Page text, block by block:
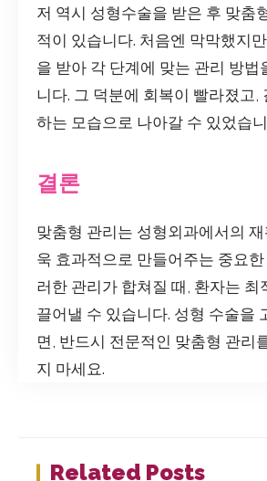
저 역시 성형수술을 받은 후 맞춤
적이 있습니다. 처음엔 막막했지
을 받아 각 단계에 맞는 관리 방법
니다. 그 덕분에 회복이 빨라졌고,
하는 모습으로 나아갈 수 있었습
결론
맞춤형 관리는 성형외과에서의
욱 효과적으로 만들어주는 중요
러한 관리가 합쳐질 때, 환자는 최
끌어낼 수 있습니다. 성형 수술을
면, 반드시 전문적인 맞춤형 관리
지 마세요.
Related Posts